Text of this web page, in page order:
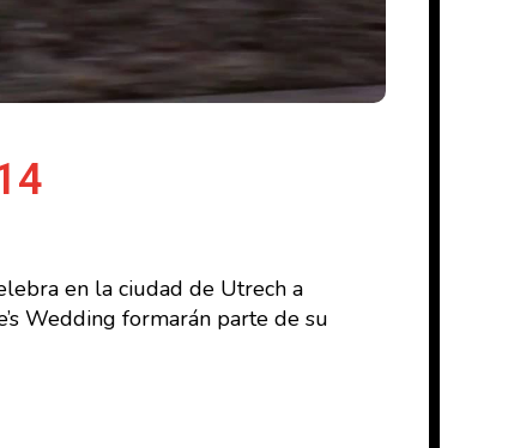
en la ciudad de Utrech a
Wedding formarán parte de su